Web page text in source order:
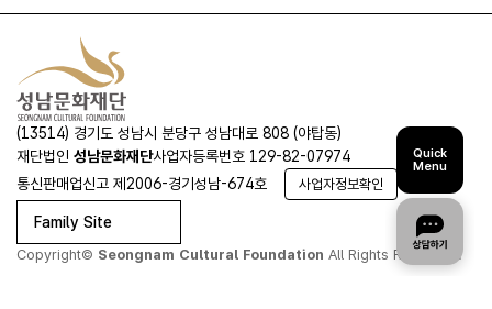
Quick
Menu
(13514) 경기도 성남시 분당구 성남대로 808 (야탑동)
재단법인 성남문화재단사업자등록번호 129-82-07974
통신판매업신고 제2006-경기성남-674호
사업자정보확인
Family Site
Copyright© Seongnam Cultural Foundation All Rights Reserved.